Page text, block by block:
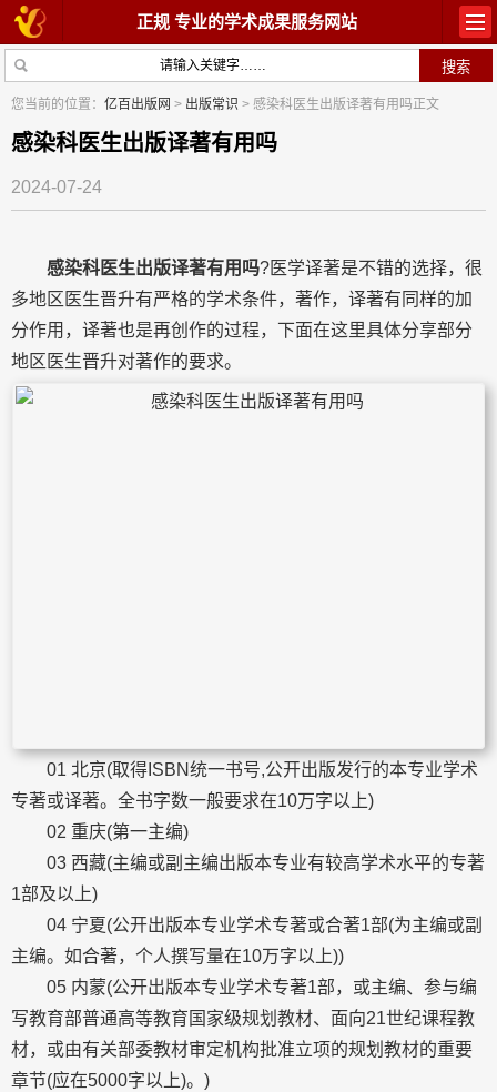
正规 专业的学术成果服务网站
学术著作
在线咨询 关于我们
您当前的位置： 亿百出版网 > 出版常识 > 感染科医生出版译著有用吗正文
感染科医生出版译著有用吗
2024-07-24
感染科医生出版译著有用吗?医学译著是不错的选择，很
多地区医生晋升有严格的学术条件，著作，译著有同样的加
分作用，译著也是再创作的过程，下面在这里具体分享部分
地区医生晋升对著作的要求。
01 北京(取得ISBN统一书号,公开出版发行的本专业学术
专著或译著。全书字数一般要求在10万字以上)
02 重庆(第一主编)
03 西藏(主编或副主编出版本专业有较高学术水平的专著
1部及以上)
04 宁夏(公开出版本专业学术专著或合著1部(为主编或副
主编。如合著，个人撰写量在10万字以上))
05 内蒙(公开出版本专业学术专著1部，或主编、参与编
写教育部普通高等教育国家级规划教材、面向21世纪课程教
材，或由有关部委教材审定机构批准立项的规划教材的重要
章节(应在5000字以上)。)